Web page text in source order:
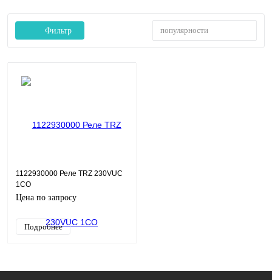
Фильтр популярности
1122930000 Реле TRZ 230VUC
1CO
Цена по запросу
Подробнее